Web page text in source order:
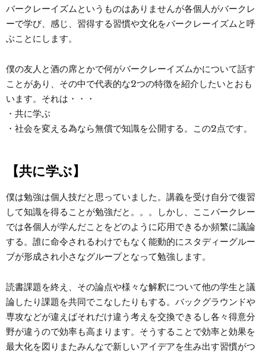
バークレーイズムというものはありませんが各個人がバークレ
ーで学び、感じ、習得する習慣や文化をバークレーイズムと呼
ぶことにします。
僕の友人と酒の席とかで何がバークレーイズムかについて話す
ことがあり、その中で代表的な2つの特徴を紹介したいとおも
います。それは・・・
・共に学ぶ
・社会を変える為なら無償で知識を公開する。この2点です。
【共に学ぶ】
僕は勉強は個人技だと思っていました。講義を受け自分で復習
して知識を得ることが勉強だと。。。しかし、ここバークレー
では各個人が学んだことをどのように応用できるか頻繁に議論
する。誰に命令されるわけでもなく能動的にスタディーグルー
ブが形成され小さなグループとなって勉強します。
読書課題を終え、その論点や様々な解釈について他の学生と議
論したり課題を共同でこなしたりもする。バックグラウンドや
専攻などが違えばそれだけ違う考えを交換できるし各々得意分
野が違うので効率も高まります。そうすることで効率と効果を
最大化を図りまたみんなで新しいアイデアを生み出す習慣がつ